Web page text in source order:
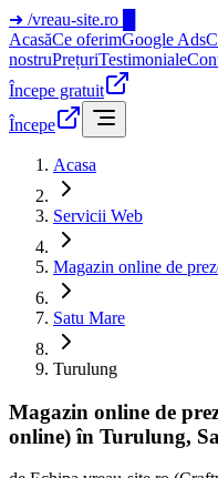
➜ /vreau-site.ro
AcasăCe oferimGoogle Ads
nostruPrețuriTestimoniale
Începe gratuit
Începe
Acasa
Servicii Web
Magazin online de
Satu Mare
Turulung
Magazin online de
online) în Turulung,